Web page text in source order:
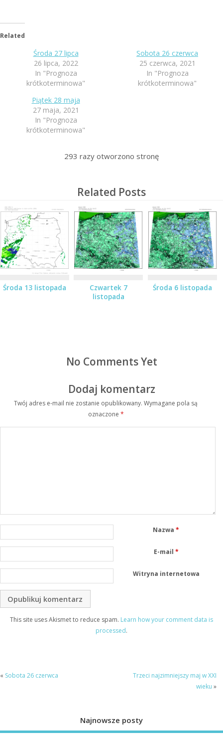
Related
Środa 27 lipca
26 lipca, 2022
In "Prognoza
krótkoterminowa"
Sobota 26 czerwca
25 czerwca, 2021
In "Prognoza
krótkoterminowa"
Piątek 28 maja
27 maja, 2021
In "Prognoza
krótkoterminowa"
293 razy otworzono stronę
Related Posts
Środa 13 listopada
Czwartek 7
listopada
Środa 6 listopada
No Comments Yet
Dodaj komentarz
Twój adres e-mail nie zostanie opublikowany. Wymagane pola są
oznaczone *
Nazwa*
E-mail *
Witryna internetowa
This site uses Akismet to reduce spam. Learn how your comment data is
processed.
« Sobota 26 czerwca
Trzeci najzimniejszy maj w XXI
wieku »
Najnowsze posty